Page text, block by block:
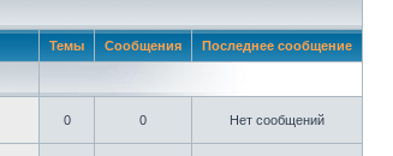
Темы Сообщения Последнее сообщение
0 0 Нет сообщений